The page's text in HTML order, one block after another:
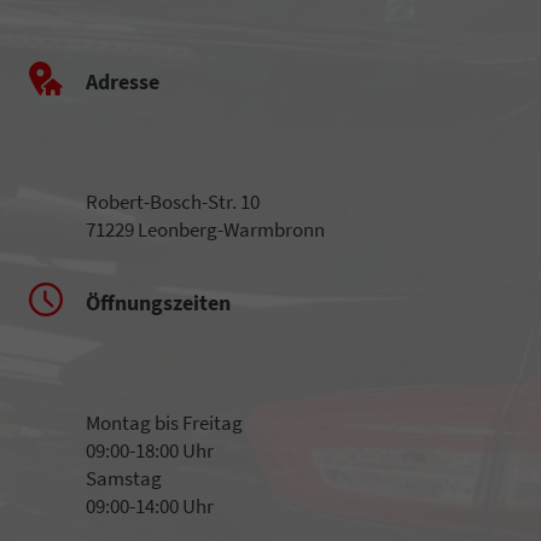
Adresse
Robert-Bosch-Str. 10
71229 Leonberg-Warmbronn
Öffnungszeiten
Montag bis Freitag
09:00-18:00 Uhr
Samstag
09:00-14:00 Uhr